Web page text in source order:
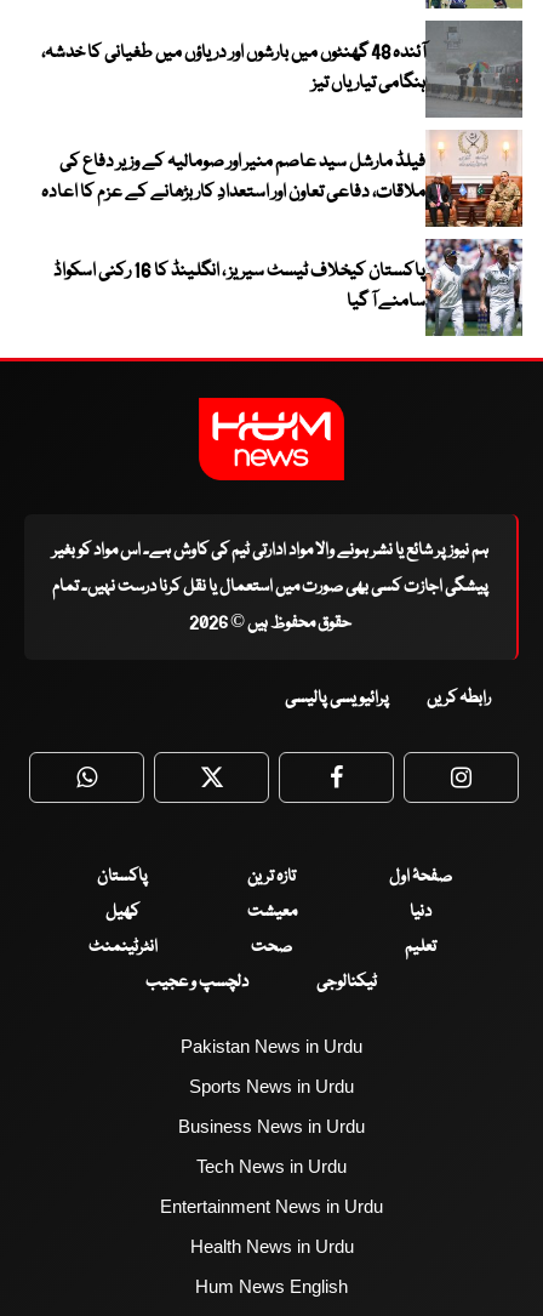
آئندہ 48 گھنٹوں میں بارشوں اور دریاؤں میں طغیانی کا خدشہ،
ہنگامی تیاریاں تیز
فیلڈ مارشل سید عاصم منیر اور صومالیہ کے وزیر دفاع کی
ملاقات، دفاعی تعاون اور استعدادِ کار بڑھانے کے عزم کا اعادہ
پاکستان کیخلاف ٹیسٹ سیریز ، انگلینڈ کا 16 رکنی اسکواڈ
سامنے آ گیا
ہم نیوز پر شائع یا نشر ہونے والا مواد ادارتی ٹیم کی کاوش ہے۔ اس مواد کو بغیر
پیشگی اجازت کسی بھی صورت میں استعمال یا نقل کرنا درست نہیں۔ تمام
حقوق محفوظ ہیں © 2026
رابطہ کریں پرائیویسی پالیسی
WhatsApp Twitter Facebook
صفحۂ اول تازہ ترین
پاکستان
دنیا
معیشت
کھیل
تعلیم
صحت
انٹرٹینمنٹ
ٹیکنالوجی
دلچسپ و عجیب
Pakistan News in Urdu
Sports News in Urdu
Business News in Urdu
Tech News in Urdu
Entertainment News in Urdu
Health News in Urdu
Hum News English